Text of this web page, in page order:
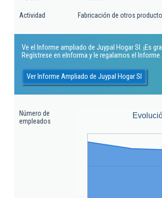
Actividad Fabricación de otros
Ve el Informe ampliado de Juypal Hogar Sl. ¡Es
Regístrese en eInforma y le regalamos el
Ver Informe Ampliado de Juypal Hogar Sl
Número de
empleados